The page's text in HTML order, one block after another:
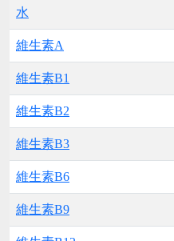
水
維生素A
維生素B1
維生素B2
維生素B3
維生素B6
維生素B9